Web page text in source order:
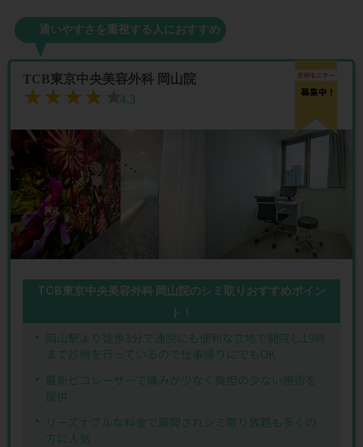
通いやすさを重視する人におすすめ
TCB東京中央美容外科 岡山院
★★★★★
★★★★★4.3
TCB東京中央美容外科 岡山院のシミ取りおすすめポイン
ト！
岡山駅より徒歩3分で通院にも便利な立地で開院し19時
まで診療を行っているので仕事帰りにでもOK
最新ピコレーザーで痛みが少なく負担の少ない施術を
提供
リーズナブルな料金で展開されシミ取り放題も多くの
方に人気